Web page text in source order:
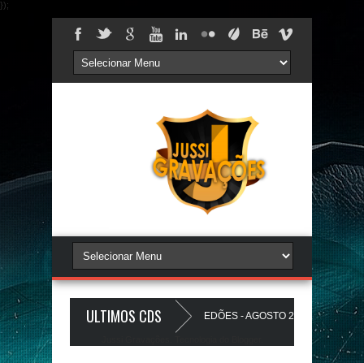
});
ULTIMOS CDS
PAREDÃO 17.0 - A PLAYLIST DOS PAREDÕES - AGOSTO 2026 - O ZeRo Um
A Favela Ta Gostosa 5.0 - LANÇAMENTO - JUSSIGRAVACOES.com